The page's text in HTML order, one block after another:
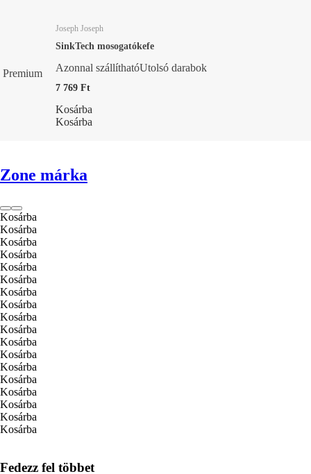
Premium
Joseph Joseph
SinkTech mosogatókefe
Azonnal szállíthatóUtolsó darabok
7 769 Ft
Kosárba
Kosárba
Zone márka
Kosárba
Kosárba
Kosárba
Kosárba
Kosárba
Kosárba
Kosárba
Kosárba
Kosárba
Kosárba
Kosárba
Kosárba
Kosárba
Kosárba
Kosárba
Kosárba
Kosárba
Kosárba
Fedezz fel többet